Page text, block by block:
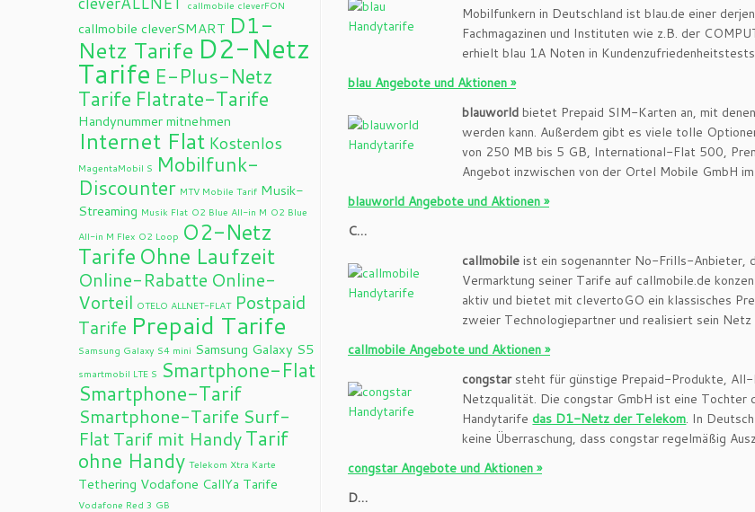
callmobile cleverFON
callmobile cleverSMART D1-
Netz Tarife D2-Netz
Tarife E-Plus-Netz
Tarife Flatrate-Tarife
Handynummer mitnehmen
Internet Flat Kostenlos
MagentaMobil S Mobilfunk-
Discounter MTV Mobile Tarif Musik-
Streaming Musik Flat O2 Blue All-in M O2 Blue
All-in M Flex O2 Loop O2-Netz
Tarife Ohne Laufzeit
Online-Rabatte Online-
Vorteil OTELO ALLNET-FLAT Postpaid
Tarife Prepaid Tarife
Samsung Galaxy S4 mini Samsung Galaxy S5
smartmobil LTE S Smartphone-Flat
Smartphone-Tarif
Smartphone-Tarife Surf-
FlatTarif mit HandyTarif
ohne Handy Telekom Xtra Karte
Tethering Vodafone CallYa Tarife
Vodafone Red 3 GB
Mobilfunkern in Deutschland ist blau.de einer
Fachmagazinen und Instituten wie z.B. der
erhielt blau 1A Noten in
blau Angebote und Aktionen »
blauworld bietet Prepaid SIM-Karten an, mit
werden kann. Außerdem gibt es viele tolle
von 250 MB bis 5 GB, International-Flat 500,
Angebot inzwischen von der Ortel Mobile GmbH
blauworld Angebote und Aktionen »
C…
callmobile ist ein sogenannter No-Frills-Anbieter,
Vermarktung seiner Tarife auf callmobile.de
aktiv und bietet mit clevertoGO ein klassisches
zweier Technologiepartner und realisiert sein
callmobile Angebote und Aktionen »
congstarsteht für günstige Prepaid-Produkte,
Netzqualität. Die congstar GmbH ist eine Tochter
Handytarife das D1-Netz der Telekom. In
keine Überraschung, dass congstar regelmäßig
congstar Angebote und Aktionen »
D…